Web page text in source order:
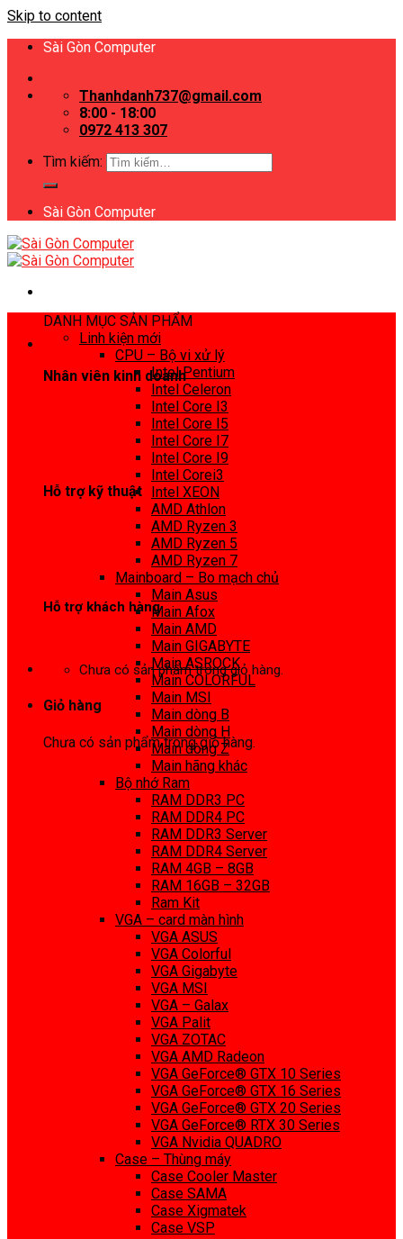
Skip to content
Sài Gòn Computer
Thanhdanh737@gmail.com
8:00 - 18:00
0972 413 307
Tìm kiếm:
Sài Gòn Computer
Nhân viên kinh doanh
Hỗ trợ kỹ thuật
Hỗ trợ khách hàng
Chưa có sản phẩm trong giỏ hàng.
Giỏ hàng
Chưa có sản phẩm trong giỏ hàng.
DANH MỤC SẢN PHẨM
Linh kiện mới
CPU – Bộ vi xử lý
Intel Pentium
Intel Celeron
Intel Core I3
Intel Core I5
Intel Core I7
Intel Core I9
Intel Corei3
Intel XEON
AMD Athlon
AMD Ryzen 3
AMD Ryzen 5
AMD Ryzen 7
Mainboard – Bo mạch chủ
Main Asus
Main Afox
Main AMD
Main GIGABYTE
Main ASROCK
Main COLORFUL
Main MSI
Main dòng B
Main dòng H
Main dòng Z
Main hãng khác
Bộ nhớ Ram
RAM DDR3 PC
RAM DDR4 PC
RAM DDR3 Server
RAM DDR4 Server
RAM 4GB – 8GB
RAM 16GB – 32GB
Ram Kit
VGA – card màn hình
VGA ASUS
VGA Colorful
VGA Gigabyte
VGA MSI
VGA – Galax
VGA Palit
VGA ZOTAC
VGA AMD Radeon
VGA GeForce® GTX 10 Series
VGA GeForce® GTX 16 Series
VGA GeForce® GTX 20 Series
VGA GeForce® RTX 30 Series
VGA Nvidia QUADRO
Case – Thùng máy
Case Cooler Master
Case SAMA
Case Xigmatek
Case VSP